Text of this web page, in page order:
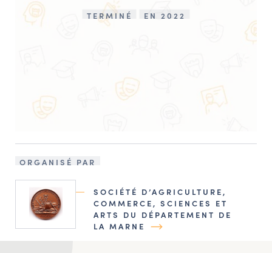
TERMINÉ EN 2022
ORGANISÉ PAR
SOCIÉTÉ D’AGRICULTURE,
COMMERCE, SCIENCES ET
ARTS DU DÉPARTEMENT DE
LA MARNE